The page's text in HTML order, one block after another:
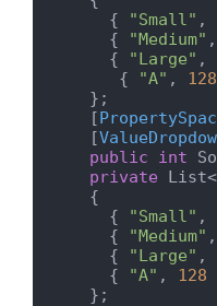
      {
"Small" ,
      {
"Medium" ,
      {
"Large" ,
       {
"A" , 128
    };
    [
    [
public
int
private
    {
      {
"Small" ,
      {
"Medium" ,
      {
"Large" ,
      {
"A" , 128
    };